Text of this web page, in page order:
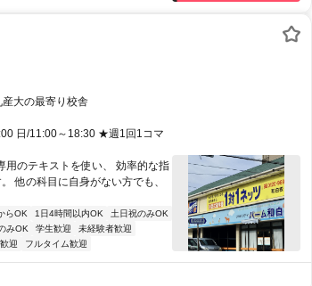
大の最寄り校舎
日/11:00～18:30 ★週1回1コマ
用のテキストを使い、 効率的な指
他の科目に自身がない方でも、
らOK 1日4時間以内OK
土日祝のみOK
みOK 学生歓迎
未経験者歓迎
迎 フルタイム歓迎